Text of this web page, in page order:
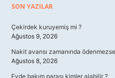
Sidebar
SON YAZILAR
Çekirdek kuruyemiş mi ?
Ağustos 9, 2026
Nakit avansı zamanında
Ağustos 8, 2026
Evde bakım parası kimler alabilir ?